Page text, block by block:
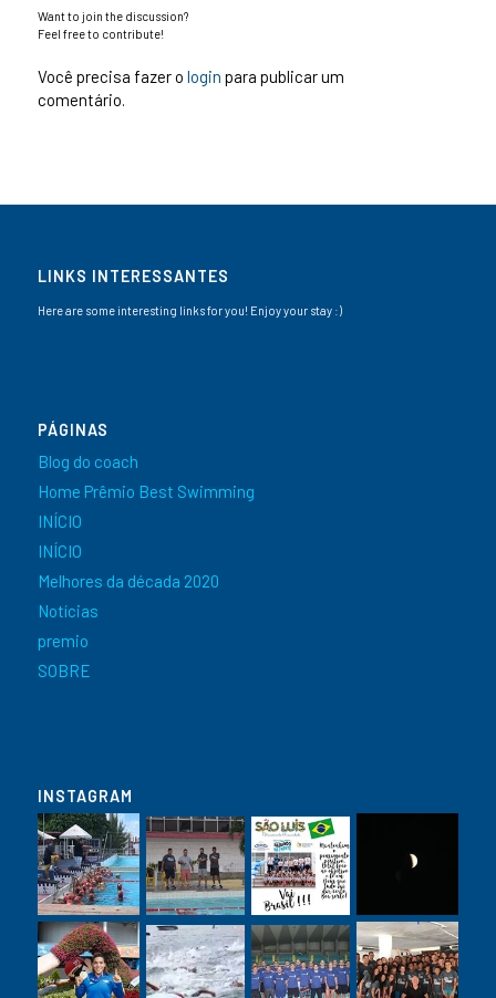
Want to join the discussion?
Feel free to contribute!
Você precisa fazer o login para publicar um
comentário.
LINKS INTERESSANTES
Here are some interesting links for you! Enjoy your stay :)
PÁGINAS
Blog do coach
Home Prêmio Best Swimming
INÍCIO
INÍCIO
Melhores da década 2020
Notícias
premio
SOBRE
INSTAGRAM